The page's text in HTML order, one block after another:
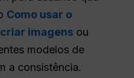
Como usar o
imagens ou
modelos de
a consistência.